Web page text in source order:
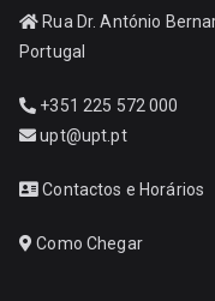
Rua Dr. António
Portugal
+351 225 572 000
upt@upt.pt
Contactos e Horários
Como Chegar